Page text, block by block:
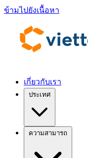
ข้ามไปยังเนื้อหา
เกี่ยวกับเรา
ประเทศ
ความสามารถ